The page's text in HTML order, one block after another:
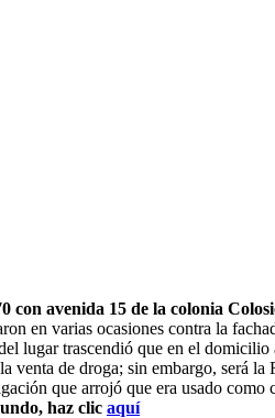
con avenida 15 de la colonia
en varias ocasiones contra la
lugar trascendió que en el
venta de droga; sin embargo, será
que arrojó que era usado
haz clic aquí